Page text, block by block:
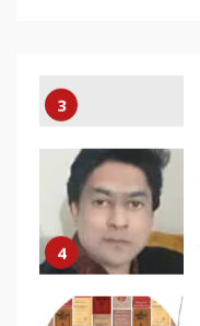
3
4